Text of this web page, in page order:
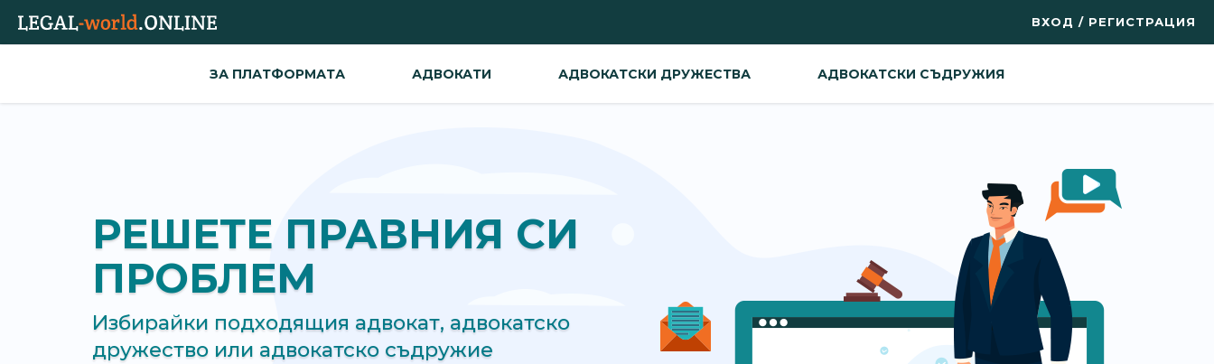
ВХОД / РЕГИСТРАЦИЯ
ЗА ПЛАТФОРМАТА АДВОКАТИ АДВОКАТСКИ ДРУЖЕСТВА АДВОКАТСКИ СЪДРУЖИЯ
РЕШЕТЕ ПРАВНИЯ СИ
ПРОБЛЕМ
Избирайки подходящия адвокат, адвокатско
дружество или адвокатско съдружие